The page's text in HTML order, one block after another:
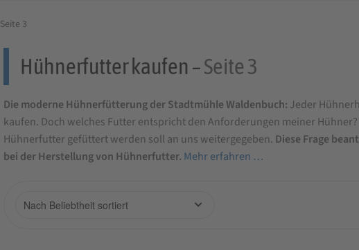
Seite 3
Hühnerfutter kaufen –Seite 3
Kurzbeschreibung
zur
Kategorie
Die moderne Hühnerfütterung der Stadtmühle Waldenbuch: Jeder
kaufen. Doch welches Futter entspricht den Anforderungen meiner
Hühnerfutter gefüttert werden soll an uns weitergegeben. Diese Frage
bei der Herstellung von Hühnerfutter. Mehr erfahren …